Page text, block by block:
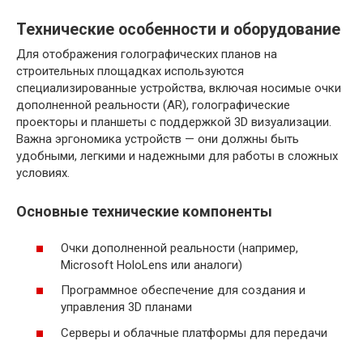
Технические особенности и оборудование
Для отображения голографических планов на
строительных площадках используются
специализированные устройства, включая носимые очки
дополненной реальности (AR), голографические
проекторы и планшеты с поддержкой 3D визуализации.
Важна эргономика устройств — они должны быть
удобными, легкими и надежными для работы в сложных
условиях.
Основные технические компоненты
Очки дополненной реальности (например,
Microsoft HoloLens или аналоги)
Программное обеспечение для создания и
управления 3D планами
Серверы и облачные платформы для передачи